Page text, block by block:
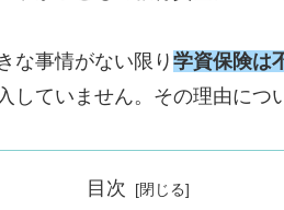
な事情がない限り 学資保険は
していません。その理由につ
目次